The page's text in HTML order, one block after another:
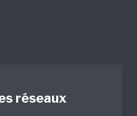
réseaux